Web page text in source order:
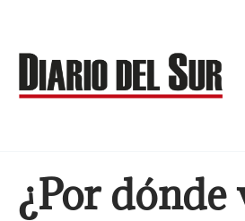
contenido
¿Por dónde